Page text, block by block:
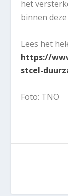
het
binnen
Lees het
https://
stcel-
Foto: TNO